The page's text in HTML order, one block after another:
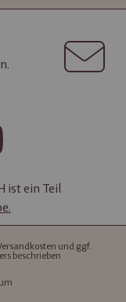
ist ein Teil
und ggf.
beschrieben